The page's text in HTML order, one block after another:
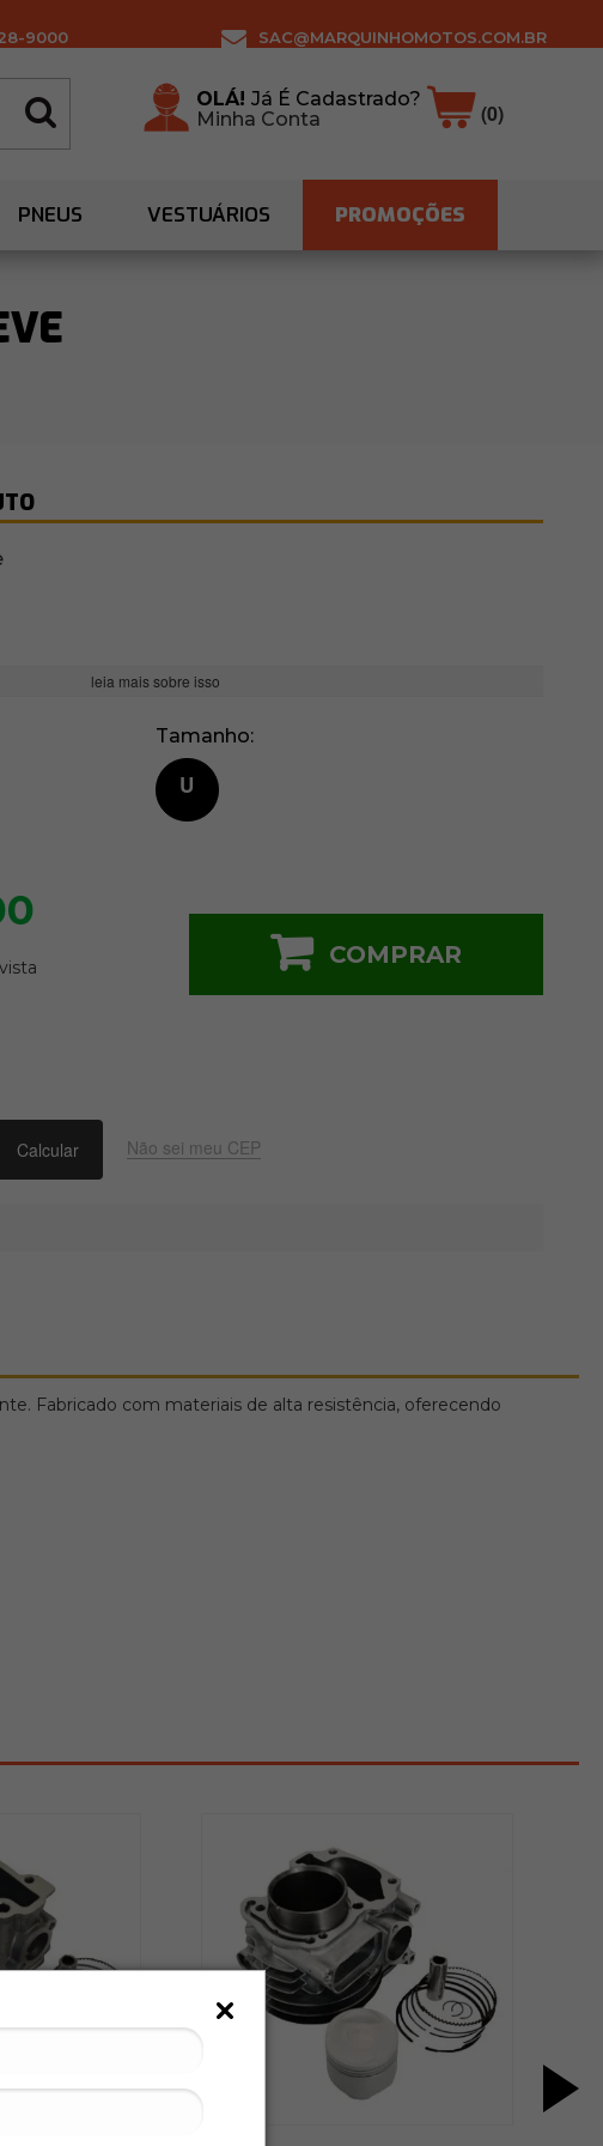
9000 SAC@MARQUINHOMOTOS.COM.BR
OLÁ!Já É Cadastrado?
Minha Conta
(0)
PNEUS VESTUÁRIOS PROMOÇÕES
leia mais sobre isso
Tamanho
U
COMPRAR
Não sei meu CEP
Fabricado com materiais de alta resistência, oferecendo